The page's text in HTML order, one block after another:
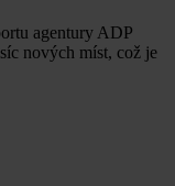
agentury ADP
nových míst, což je